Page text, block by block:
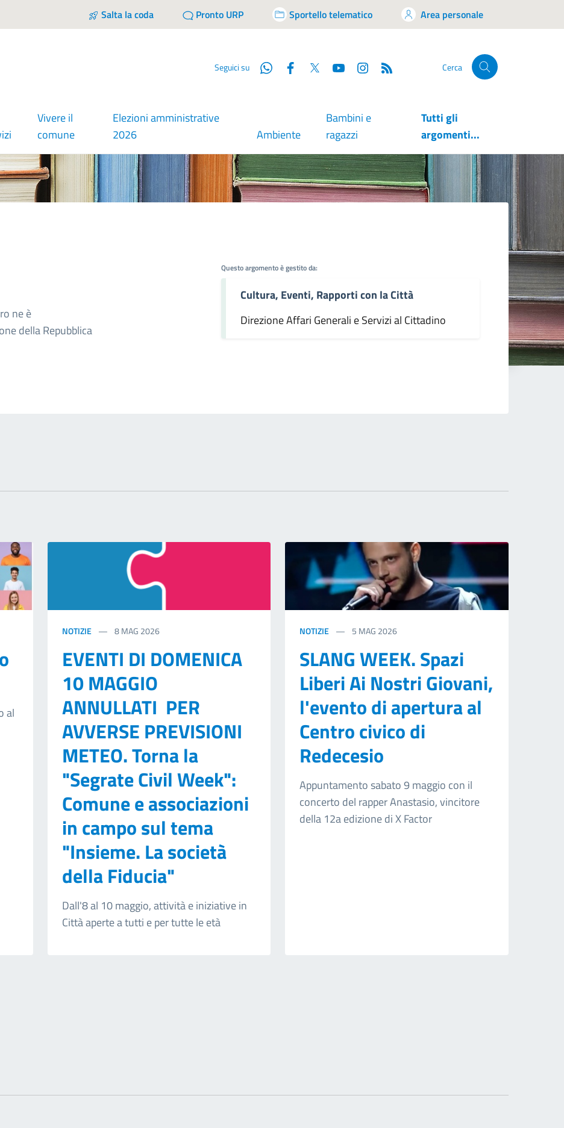
Salta la coda Pronto URP Sportello telematico Area personale
Seguici su WhatsappFacebook
Twitter YouTube Cerca
Vivere il
comune
Elezioni amministrative
2026
Ambiente
Bambini e
ragazzi
Tutti gli
argomenti...
ne è
della Repubblica
Questo argomento è gestito da:
Cultura, Eventi, Rapporti con la Città
Direzione Affari Generali e Servizi al Cittadino
al
NOTIZIE 8 MAG 2026
EVENTI DI DOMENICA
10 MAGGIO
ANNULLATI PER
AVVERSE PREVISIONI
METEO. Torna la
"Segrate Civil Week":
Comune e associazioni
in campo sul tema
"Insieme. La società
della Fiducia"
Dall'8 al 10 maggio, attività e iniziative in
Città aperte a tutti e per tutte le età
NOTIZIE 5 MAG 2026
SLANG WEEK. Spazi
Liberi Ai Nostri Giovani,
l'evento di apertura al
Centro civico di
Redecesio
Appuntamento sabato 9 maggio con il
concerto del rapper Anastasio, vincitore
della 12a edizione di X Factor